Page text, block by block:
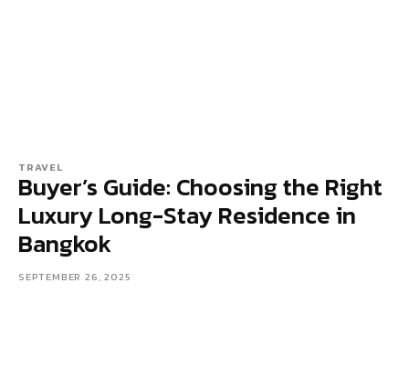
TRAVEL
Buyer’s Guide: Choosing the Right
Luxury Long-Stay Residence in
Bangkok
SEPTEMBER 26, 2025